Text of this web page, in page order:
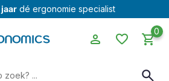
jaar dé ergonomie specialist
search
person favorite 0
shopping_cart